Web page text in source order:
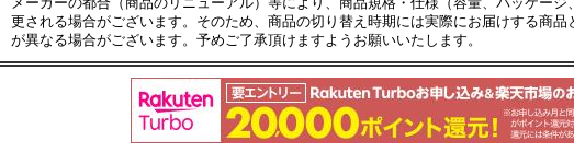
メーカーの都合（商品のリニューアル）等により、商品規格・仕様（容量、パッケージ
更される場合がございます。そのため、商品の切り替え時期には実際にお届けする商
が異なる場合がございます。予めご了承頂けますようお願いいたします。